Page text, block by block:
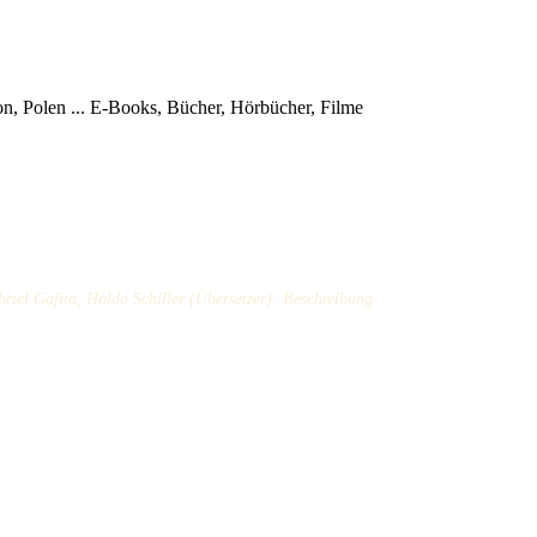
Polen ... E-Books, Bücher, Hörbücher, Filme
Gafita, Holda Schiller (Übersetzer): Beschreibung